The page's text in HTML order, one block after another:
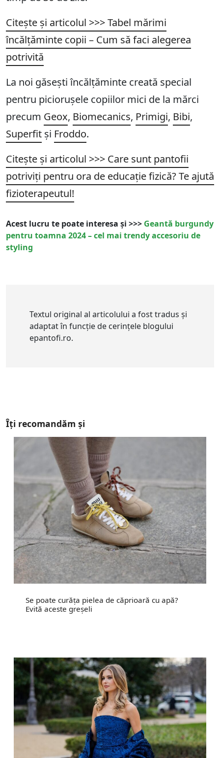
Citește și articolul >>> Tabel mărimi
încălțăminte copii – Cum să faci alegerea
potrivită
La noi găsești încălțăminte creată special
pentru piciorușele copiilor mici de la mărci
precum Geox, Biomecanics, Primigi, Bibi,
Superfit și Froddo.
Citește și articolul >>> Care sunt pantofii
potriviți pentru ora de educație fizică? Te ajută
fizioterapeutul!
Acest lucru te poate interesa și >>> Geantă burgundy
pentru toamna 2024 – cel mai trendy accesoriu de
styling
Textul original al articolului a fost tradus și
adaptat în funcție de cerințele blogului
epantofi.ro.
Îți recomandăm și
Se poate curăța pielea de căprioară cu apă?
Evită aceste greșeli